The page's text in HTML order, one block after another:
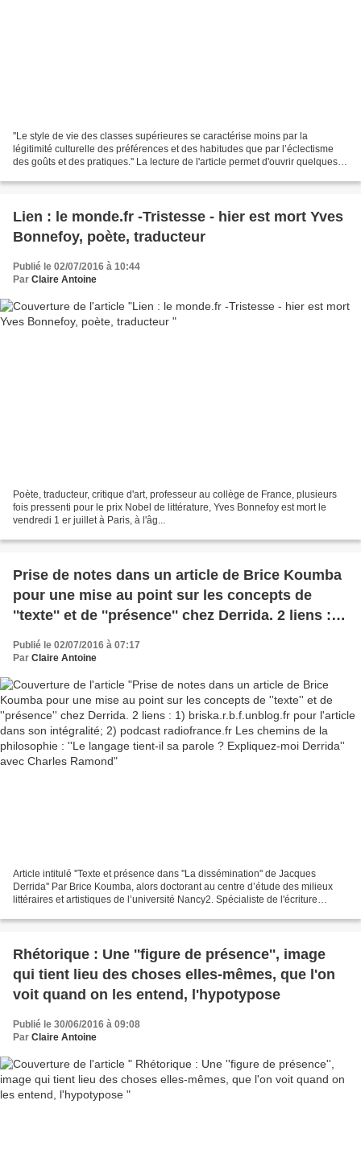
''Le style de vie des classes supérieures se caractérise moins par la
légitimité culturelle des préférences et des habitudes que par l’éclectisme
des goûts et des pratiques.'' La lecture de l'article permet d'ouvrir quelques
Lien : le monde.fr -Tristesse - hier est mort Yves
Bonnefoy, poète, traducteur
Publié le 02/07/2016 à 10:44
Par Claire Antoine
Poète, traducteur, critique d'art, professeur au collège de France, plusieurs
fois pressenti pour le prix Nobel de littérature, Yves Bonnefoy est mort le
vendredi 1 er juillet à Paris, à l'âg...
Prise de notes dans un article de Brice Koumba
pour une mise au point sur les concepts de
''texte'' et de ''présence'' chez Derrida. 2 liens : 1)
briska.r.b.f.unblog.fr pour l'article dans son
intégralité; 2) podcast radiofrance.fr Les
sa parole ? Expliquez-moi Derrida'' avec Charles
Ramond
Publié le 02/07/2016 à 07:17
Par Claire Antoine
Article intitulé ''Texte et présence dans ''La dissémination'' de Jacques
Derrida'' Par Brice Koumba, alors doctorant au centre d’étude des milieux
littéraires et artistiques de l’université Nancy2. Spécialiste de l'écriture
Rhétorique : Une ''figure de présence'', image
qui tient lieu des choses elles-mêmes, que l'on
voit quand on les entend, l'hypotypose
Publié le 30/06/2016 à 09:08
Par Claire Antoine